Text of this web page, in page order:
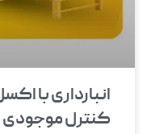
انبارداری با
کنترل موجودی